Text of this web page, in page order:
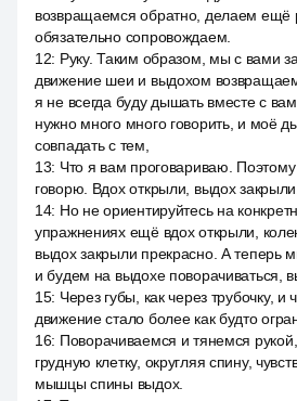
возвращаемся обратно, делаем ещё
обязательно сопровождаем.
12: Руку. Таким образом, мы с вами
движение шеи и выдохом
я не всегда буду дышать вместе с
нужно много много говорить, и моё
совпадать с тем,
13: Что я вам проговариваю.
говорю. Вдох открыли, выдох закрыли.
14: Но не ориентируйтесь на
упражнениях ещё вдох открыли,
выдох закрыли прекрасно. А
и будем на выдохе поворачиваться,
15: Через губы, как через трубочку, и
движение стало более как будто
16: Поворачиваемся и тянемся рукой,
грудную клетку, округляя спину,
мышцы спины выдох.